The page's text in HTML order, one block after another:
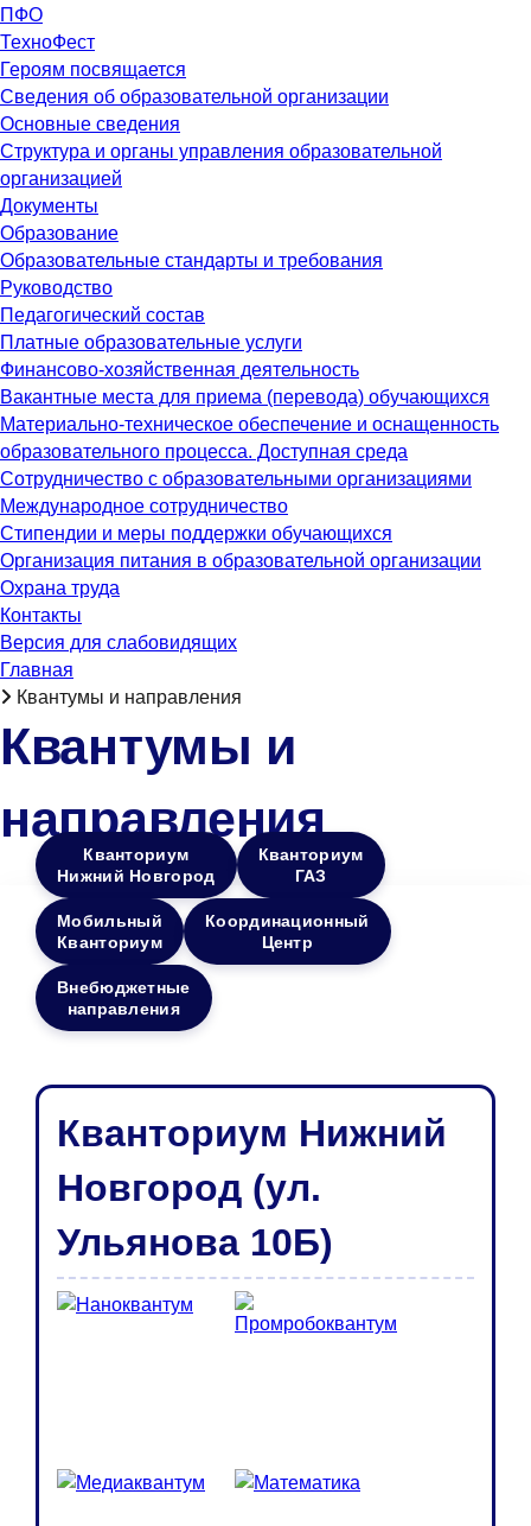
ПФО
ТехноФест
Героям посвящается
Сведения об образовательной организации
Основные сведения
Структура и органы управления образовательной
организацией
Документы
Образование
Образовательные стандарты и требования
Руководство
Педагогический состав
Платные образовательные услуги
Финансово-хозяйственная деятельность
Вакантные места для приема (перевода) обучающихся
Материально-техническое обеспечение и оснащенность
образовательного процесса. Доступная среда
Сотрудничество с образовательными организациями
Международное сотрудничество
Стипендии и меры поддержки обучающихся
Организация питания в образовательной организации
Охрана труда
Контакты
Версия для слабовидящих
Главная
Квантумы и направления
Квантумы и
направления
Кванториум
Нижний Новгород
Кванториум
ГАЗ
Мобильный
Кванториум
Координационный
Центр
Внебюджетные
направления
Кванториум Нижний
Новгород (ул.
Ульянова 10Б)